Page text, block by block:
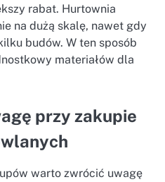
rabat. Hurtownia
na dużą skalę, nawet gdy
budów. W ten sposób
materiałów dla
przy zakupie
warto zwrócić uwagę